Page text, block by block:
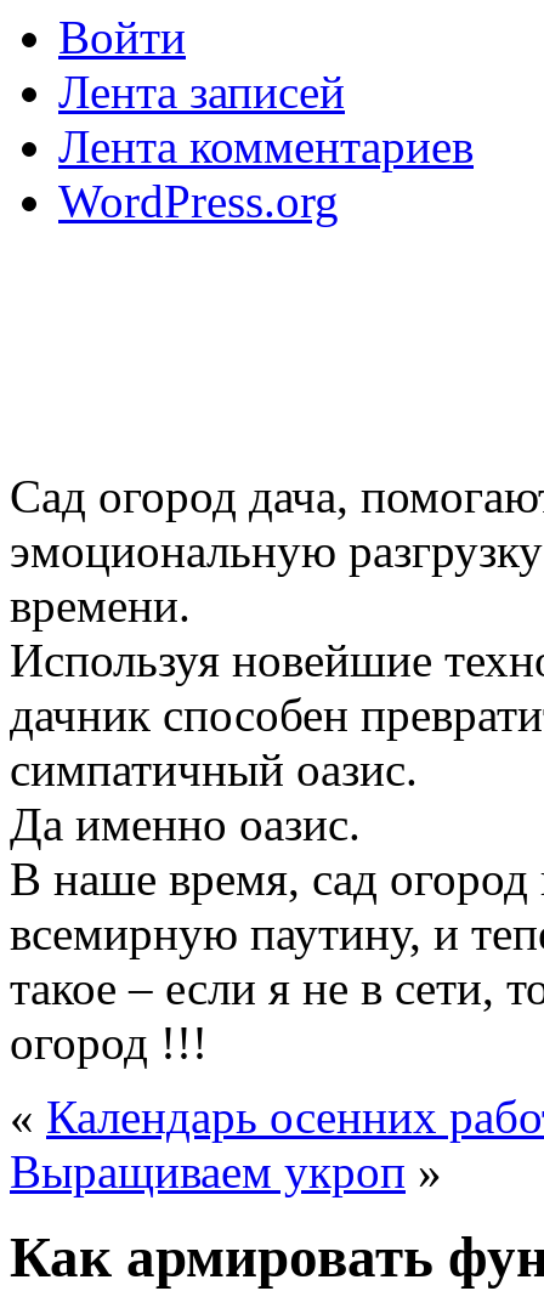
Войти
Лента записей
Лента комментариев
WordPress.org
Сад огород дача,
эмоциональную
времени.
Используя новейшие
дачник способен
симпатичный оазис.
Да именно оазис.
В наше время, сад огород
всемирную паутину, и
такое – если я не в сети,
огород !!!
« Календарь осенних
Выращиваем укроп »
Как армировать